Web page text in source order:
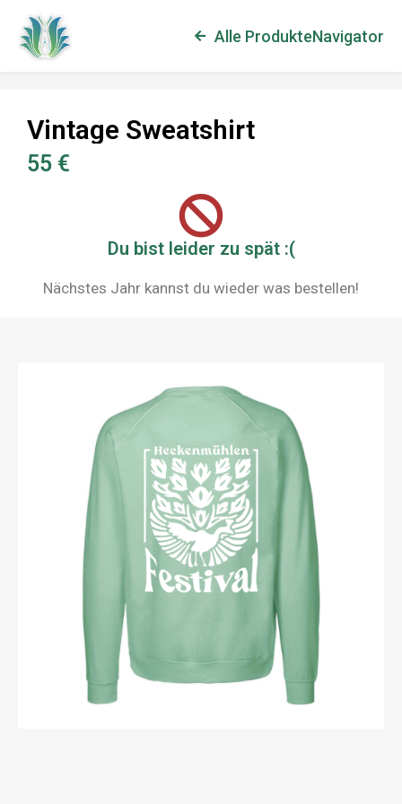
Alle ProdukteNavigator
Vintage Sweatshirt
55 €
Du bist leider zu spät :(
Nächstes Jahr kannst du wieder was bestellen!